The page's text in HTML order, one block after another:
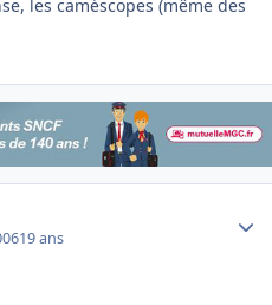
les caméscopes (même des
19 ans